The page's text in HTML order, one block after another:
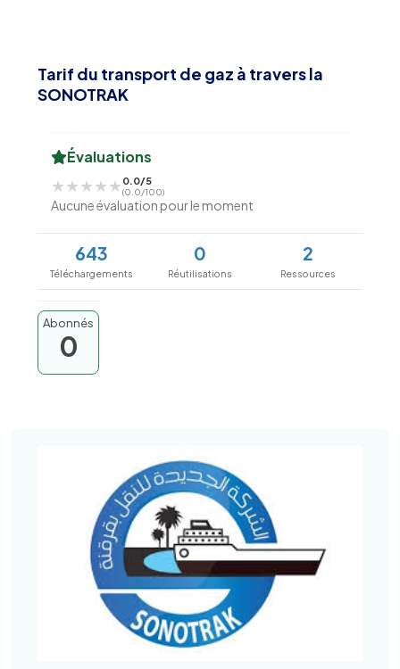
Tarif du transport de gaz à travers la
SONOTRAK
Évaluations
★★★★★
★★★★★ 0.0/5
(0.0/100)
Aucune évaluation pour le moment
643
Téléchargements
0
Réutilisations
2
Ressources
Abonnés
0